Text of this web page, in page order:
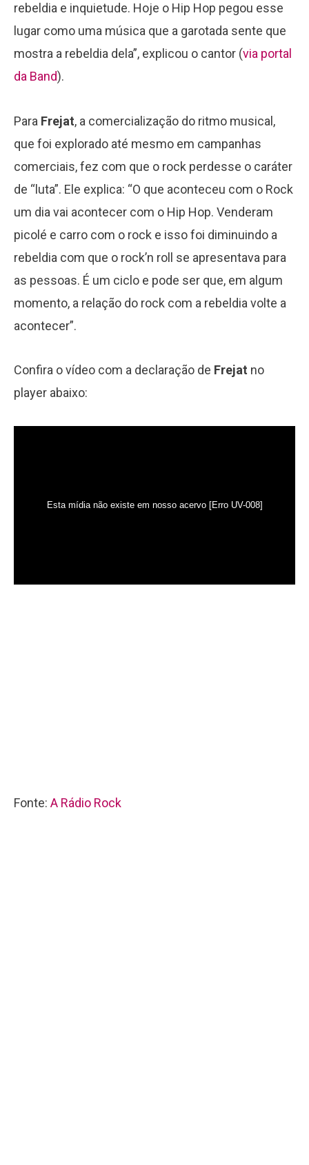
rebeldia e inquietude. Hoje o Hip Hop pegou esse
lugar como uma música que a garotada sente que
mostra a rebeldia dela”, explicou o cantor (via portal
da Band).
Para Frejat, a comercialização do ritmo musical,
que foi explorado até mesmo em campanhas
comerciais, fez com que o rock perdesse o caráter
de “luta”. Ele explica: “O que aconteceu com o Rock
um dia vai acontecer com o Hip Hop. Venderam
picolé e carro com o rock e isso foi diminuindo a
rebeldia com que o rock’n roll se apresentava para
as pessoas. É um ciclo e pode ser que, em algum
momento, a relação do rock com a rebeldia volte a
acontecer”.
Confira o vídeo com a declaração de Frejat no
player abaixo:
Fonte: A Rádio Rock